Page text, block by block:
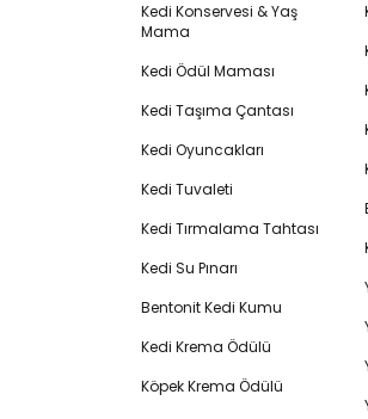
Kedi Konservesi & Yaş
Mama
Kedi Ödül Maması
Kedi Taşıma Çantası
Kedi Oyuncakları
Kedi Tuvaleti
Kedi Tırmalama Tahtası
Kedi Su Pınarı
Bentonit Kedi Kumu
Kedi Krema Ödülü
Köpek Krema Ödülü